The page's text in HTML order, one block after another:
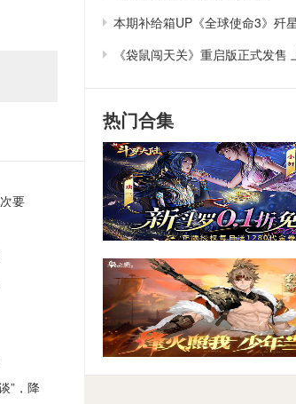
要
”，降
本期补给箱UP《全球使命3》歼
《袋鼠闯天关》重启版正式发售
赏
热门合集